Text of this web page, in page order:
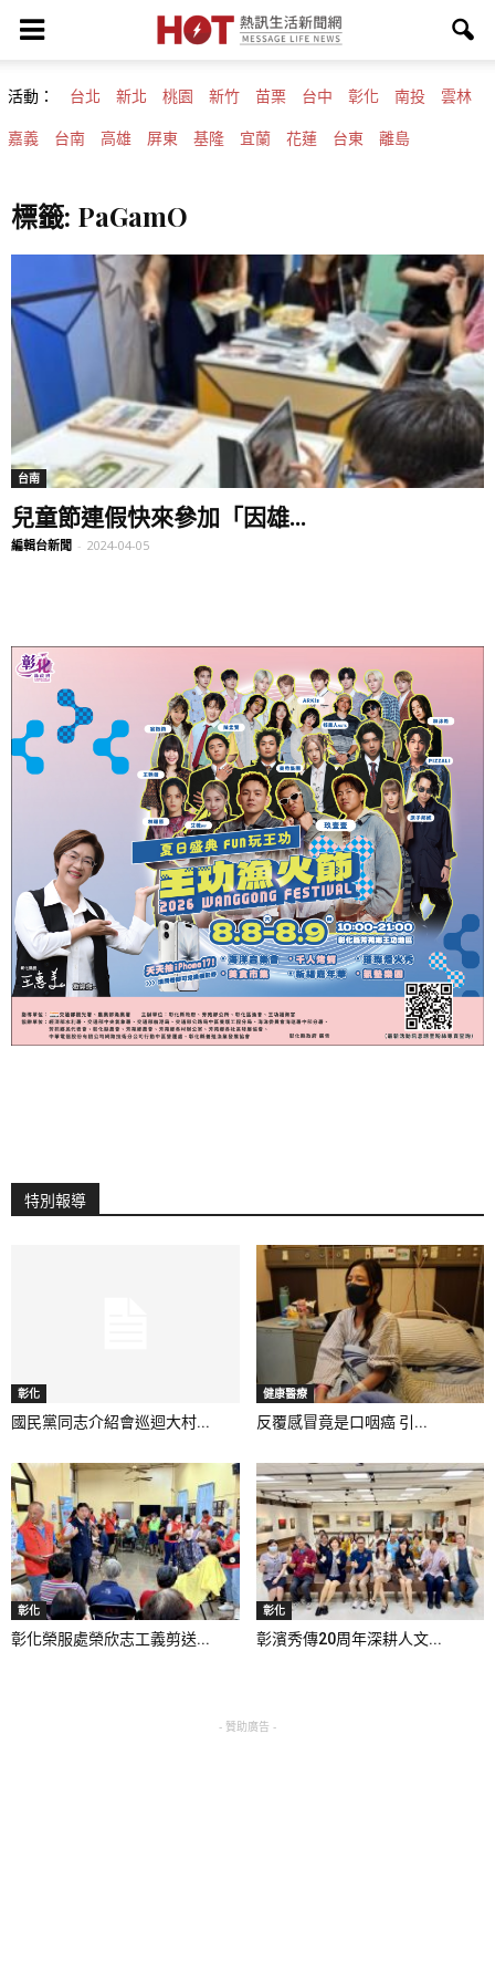
活動： 台北 新北 桃園 新竹 苗栗 台中 彰化 南投 雲林
嘉義 台南 高雄 屏東 基隆 宜蘭 花蓮 台東 離島
標籤: PaGamO
台南
兒童節連假快來參加「因雄...
編輯台新聞 - 2024-04-05
特別報導
彰化
國民黨同志介紹會巡迴大村...
健康醫療
反覆感冒竟是口咽癌 引...
彰化
彰化榮服處榮欣志工義剪送...
彰化
彰濱秀傳20周年深耕人文...
- 贊助廣告 -